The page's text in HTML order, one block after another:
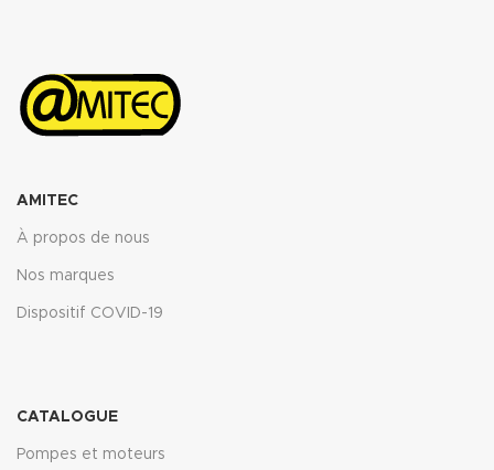
AMITEC
À propos de nous
Nos marques
Dispositif COVID-19
CATALOGUE
Pompes et moteurs